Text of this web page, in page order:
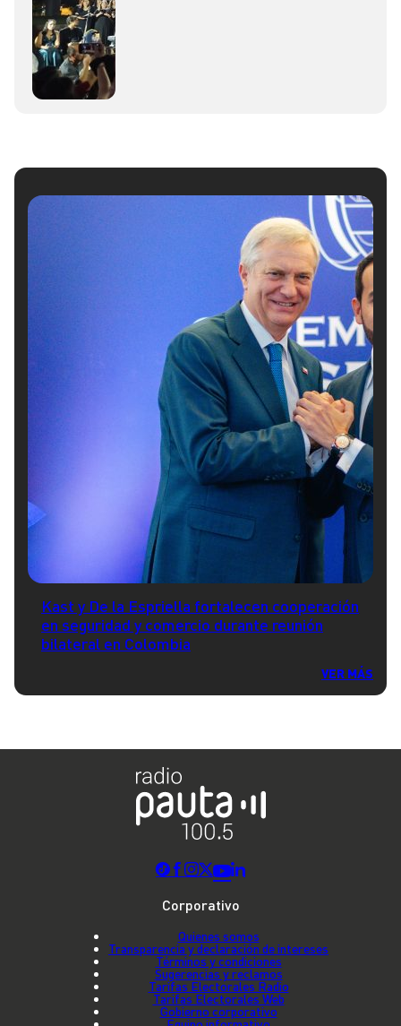
Kast y De la Espriella fortalecen cooperación
en seguridad y comercio durante reunión
bilateral en Colombia
VER MÁS
Corporativo
Quienes somos
Transparencia y declaración de intereses
Términos y condiciones
Sugerencias y reclamos
Tarifas Electorales Radio
Tarifas Electorales Web
Gobierno corporativo